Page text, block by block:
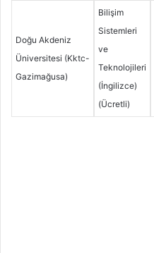
Doğu Akdeniz
Üniversitesi (Kktc-
Gazimağusa)
Bilişim
Sistemleri
ve
Teknolojileri
(İngilizce)
(Ücretli)